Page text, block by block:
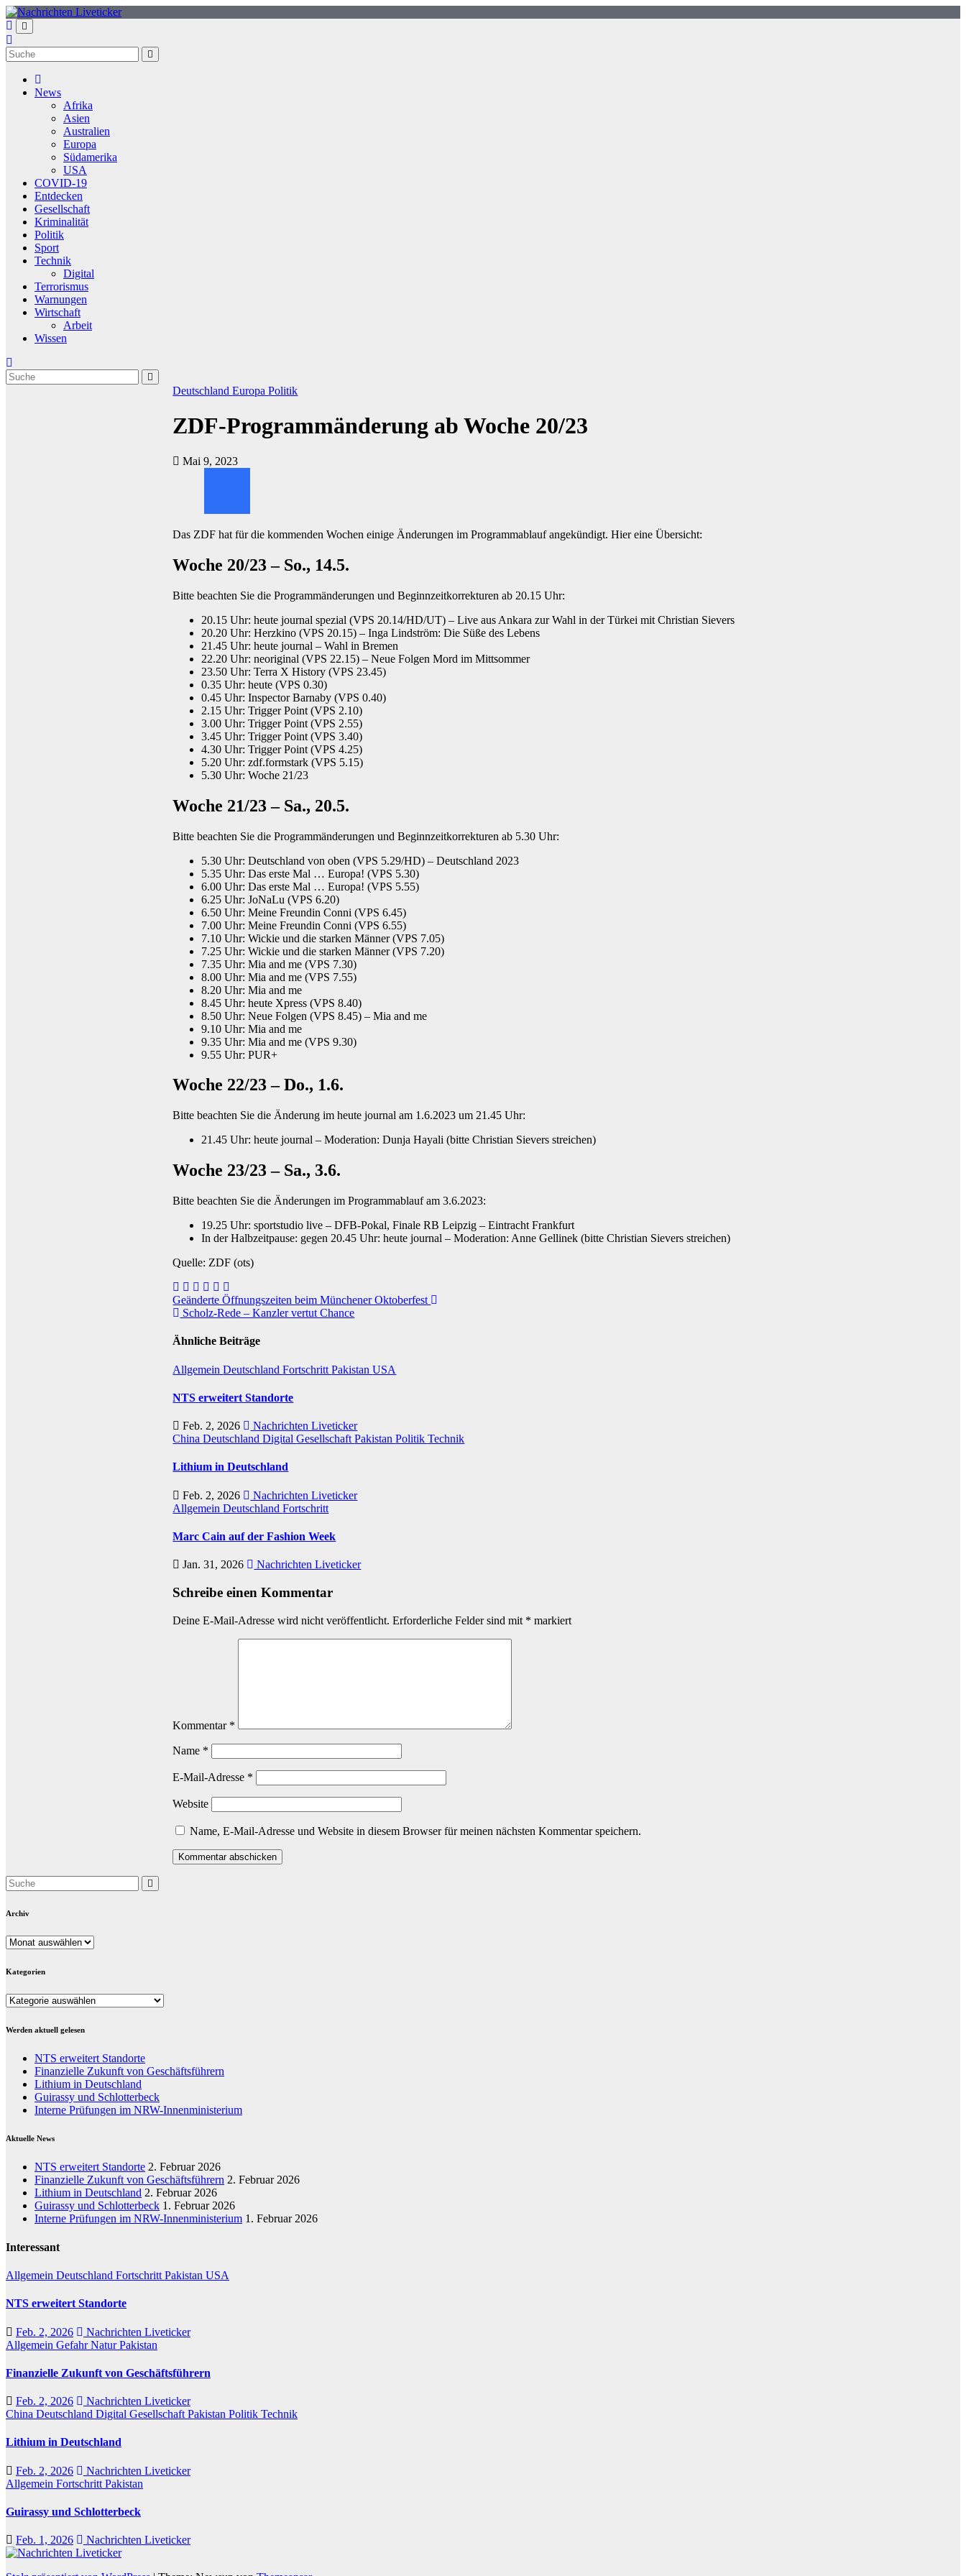
Zum
Inhalt
springen
News
Afrika
Asien
Australien
Europa
Südamerika
USA
COVID-19
Entdecken
Gesellschaft
Kriminalität
Politik
Sport
Technik
Digital
Terrorismus
Warnungen
Wirtschaft
Arbeit
Wissen
DeutschlandEuropaPolitik
ZDF-Programmänderung ab Woche 20/23
Mai 9, 2023
Das ZDF hat für die kommenden Wochen einige Änderungen im Programmablauf angekündigt. Hier eine Übersicht:
Woche 20/23 – So., 14.5.
Bitte beachten Sie die Programmänderungen und Beginnzeitkorrekturen ab 20.15 Uhr:
20.15 Uhr: heute journal spezial (VPS 20.14/HD/UT) – Live aus Ankara zur Wahl in der Türkei mit Christian Sievers
20.20 Uhr: Herzkino (VPS 20.15) – Inga Lindström: Die Süße des Lebens
21.45 Uhr: heute journal – Wahl in Bremen
22.20 Uhr: neoriginal (VPS 22.15) – Neue Folgen Mord im Mittsommer
23.50 Uhr: Terra X History (VPS 23.45)
0.35 Uhr: heute (VPS 0.30)
0.45 Uhr: Inspector Barnaby (VPS 0.40)
2.15 Uhr: Trigger Point (VPS 2.10)
3.00 Uhr: Trigger Point (VPS 2.55)
3.45 Uhr: Trigger Point (VPS 3.40)
4.30 Uhr: Trigger Point (VPS 4.25)
5.20 Uhr: zdf.formstark (VPS 5.15)
5.30 Uhr: Woche 21/23
Woche 21/23 – Sa., 20.5.
Bitte beachten Sie die Programmänderungen und Beginnzeitkorrekturen ab 5.30 Uhr:
5.30 Uhr: Deutschland von oben (VPS 5.29/HD) – Deutschland 2023
5.35 Uhr: Das erste Mal … Europa! (VPS 5.30)
6.00 Uhr: Das erste Mal … Europa! (VPS 5.55)
6.25 Uhr: JoNaLu (VPS 6.20)
6.50 Uhr: Meine Freundin Conni (VPS 6.45)
7.00 Uhr: Meine Freundin Conni (VPS 6.55)
7.10 Uhr: Wickie und die starken Männer (VPS 7.05)
7.25 Uhr: Wickie und die starken Männer (VPS 7.20)
7.35 Uhr: Mia and me (VPS 7.30)
8.00 Uhr: Mia and me (VPS 7.55)
8.20 Uhr: Mia and me
8.45 Uhr: heute Xpress (VPS 8.40)
8.50 Uhr: Neue Folgen (VPS 8.45) – Mia and me
9.10 Uhr: Mia and me
9.35 Uhr: Mia and me (VPS 9.30)
9.55 Uhr: PUR+
Woche 22/23 – Do., 1.6.
Bitte beachten Sie die Änderung im heute journal am 1.6.2023 um 21.45 Uhr:
21.45 Uhr: heute journal – Moderation: Dunja Hayali (bitte Christian Sievers streichen)
Woche 23/23 – Sa., 3.6.
Bitte beachten Sie die Änderungen im Programmablauf am 3.6.2023:
19.25 Uhr: sportstudio live – DFB-Pokal, Finale RB Leipzig – Eintracht Frankfurt
In der Halbzeitpause: gegen 20.45 Uhr: heute journal – Moderation: Anne Gellinek (bitte Christian Sievers streichen)
Quelle: ZDF (ots)
Beitragsnavigation
Geänderte Öffnungszeiten beim Münchener Oktoberfest
Scholz-Rede – Kanzler vertut Chance
Ähnliche Beiträge
AllgemeinDeutschlandFortschrittPakistanUSA
NTS erweitert Standorte
Feb. 2, 2026
Nachrichten Liveticker
ChinaDeutschlandDigitalGesellschaftPakistanPolitikTechnik
Lithium in Deutschland
Feb. 2, 2026
Nachrichten Liveticker
AllgemeinDeutschlandFortschritt
Marc Cain auf der Fashion Week
Jan. 31, 2026 Nachrichten Liveticker
Schreibe einen Kommentar
Deine E-Mail-Adresse wird nicht veröffentlicht. Erforderliche Felder sind mit * markiert
Kommentar *
Name *
E-Mail-Adresse *
Website
Name, E-Mail-Adresse und Website in diesem Browser für meinen nächsten Kommentar speichern.
Archiv
Archiv
Kategorien
Kategorien
Werden aktuell gelesen
NTS erweitert Standorte
Finanzielle Zukunft von Geschäftsführern
Lithium in Deutschland
Guirassy und Schlotterbeck
Interne Prüfungen im NRW-Innenministerium
Aktuelle News
NTS erweitert Standorte 2. Februar 2026
Finanzielle Zukunft von Geschäftsführern 2. Februar 2026
Lithium in Deutschland 2. Februar 2026
Guirassy und Schlotterbeck 1. Februar 2026
Interne Prüfungen im NRW-Innenministerium 1. Februar 2026
Interessant
Allgemein Deutschland Fortschritt Pakistan USA
NTS erweitert Standorte
Feb. 2, 2026
Nachrichten Liveticker
Allgemein GefahrNaturPakistan
Finanzielle Zukunft von Geschäftsführern
Feb. 2, 2026
Nachrichten Liveticker
China Deutschland Digital Gesellschaft Pakistan Politik Technik
Lithium in Deutschland
Feb. 2, 2026
Nachrichten Liveticker
Allgemein Fortschritt Pakistan
Guirassy und Schlotterbeck
Feb. 1, 2026 Nachrichten Liveticker